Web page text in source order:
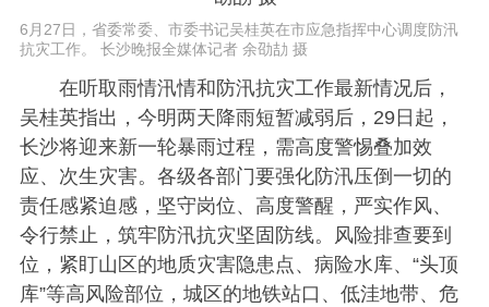
6月27日，省委常委、市委书记吴桂英在市应急指挥中心调度防汛
抗灾工作。 长沙晚报全媒体记者 余劭劼 摄
在听取雨情汛情和防汛抗灾工作最新情况后，
吴桂英指出，今明两天降雨短暂减弱后，29日起，
长沙将迎来新一轮暴雨过程，需高度警惕叠加效
应、次生灾害。各级各部门要强化防汛压倒一切的
责任感紧迫感，坚守岗位、高度警醒，严实作风、
令行禁止，筑牢防汛抗灾坚固防线。风险排查要到
位，紧盯山区的地质灾害隐患点、病险水库、“头顶
库”等高风险部位，城区的地铁站口、低洼地带、危